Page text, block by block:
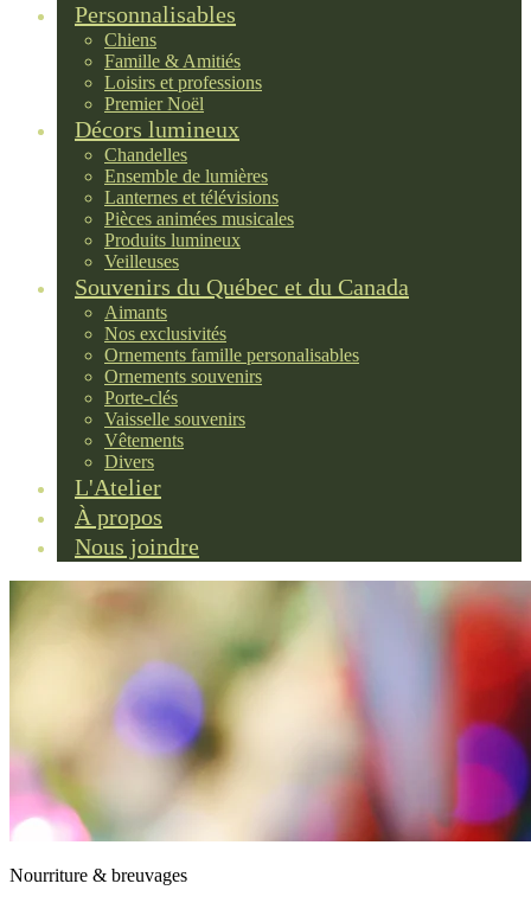
Personnalisables
Chiens
Famille & Amitiés
Loisirs et professions
Premier Noël
Décors lumineux
Chandelles
Ensemble de lumières
Lanternes et télévisions
Pièces animées musicales
Produits lumineux
Veilleuses
Souvenirs du Québec et du Canada
Aimants
Nos exclusivités
Ornements famille personalisables
Ornements souvenirs
Porte-clés
Vaisselle souvenirs
Vêtements
Divers
L'Atelier
À propos
Nous joindre
Nourriture & breuvages